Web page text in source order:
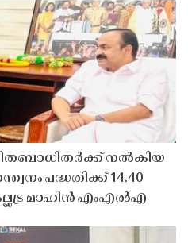
നൽകിയ
പദ്ധതിക്ക് 14.40
മാഹിൻ എംഎൽഎ